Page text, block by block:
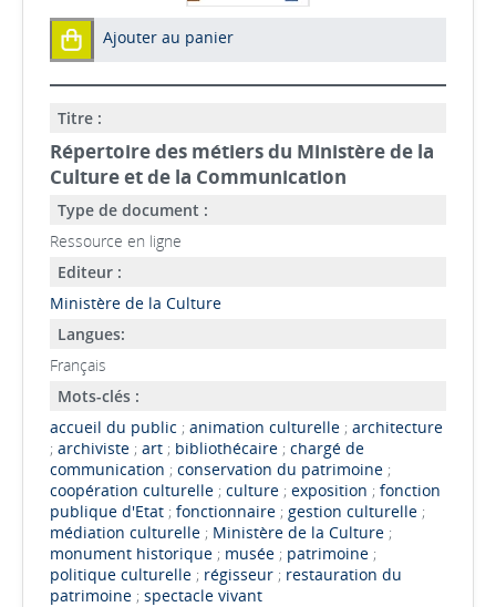
Ajouter au panier
Titre :
Répertoire des métiers du Ministère de la
Culture et de la Communication
Type de document :
Ressource en ligne
Editeur :
Ministère de la Culture
Langues:
Français
Mots-clés :
accueil du public ; animation culturelle; architecture
; archiviste; art; bibliothécaire; chargé de
communication ; conservation du patrimoine;
coopération culturelle; culture; exposition ; fonction
publique d'Etat; fonctionnaire; gestion culturelle;
médiation culturelle; Ministère de la Culture;
monument historique; musée; patrimoine;
politique culturelle; régisseur; restauration du
patrimoine; spectacle vivant